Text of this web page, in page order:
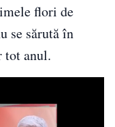
flori de
se sărută în
tot anul.